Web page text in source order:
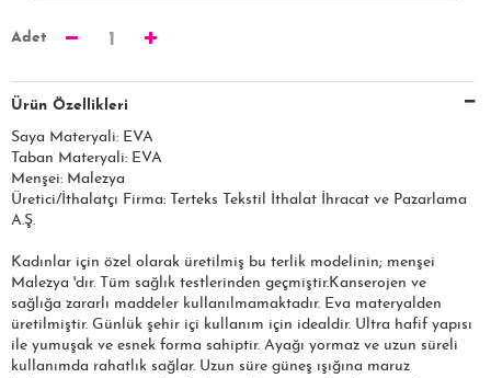
Adet 1
Ürün Özellikleri
Saya Materyali: EVA
Taban Materyali: EVA
Menşei: Malezya
Üretici/İthalatçı Firma: Terteks Tekstil İthalat İhracat ve Pazarlama
A.Ş.​​​
Kadınlar için özel olarak üretilmiş bu terlik modelinin; menşei
Malezya 'dır. Tüm sağlık testlerinden geçmiştir.Kanserojen ve
sağlığa zararlı maddeler kullanılmamaktadır. Eva materyalden
üretilmiştir. Günlük şehir içi kullanım için idealdir. Ultra hafif yapısı
ile yumuşak ve esnek forma sahiptir. Ayağı yormaz ve uzun süreli
kullanımda rahatlık sağlar. Uzun süre güneş ışığına maruz